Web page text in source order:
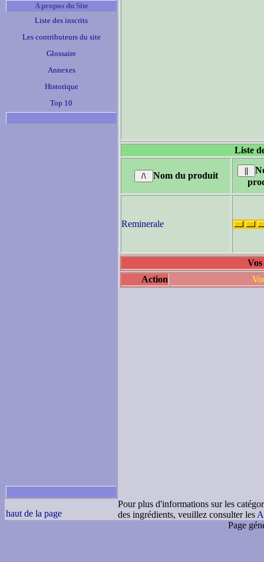
A propos du Site
Liste des inscrits
Les contributeurs du site
Glossaire
Annexes
Historique
Top 10
Liste
Nom du produit
Reminerale
Action
haut de la page
Pour plus d'informations sur les
des ingrédients, veuillez consulter les
Page